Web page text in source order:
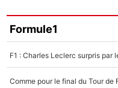
Formule1